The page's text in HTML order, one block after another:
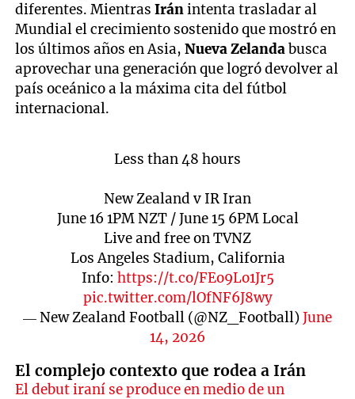
diferentes. MientrasIránintenta trasladar al
Mundial el crecimiento sostenido que mostró en
los últimos años en Asia,Nueva Zelandabusca
aprovechar una generación que logró devolver al
país oceánico a la máxima cita del fútbol
internacional.
Less than 48 hours
New Zealand v IR Iran
June 16 1PM NZT / June 15 6PM Local
Live and free on TVNZ
Los Angeles Stadium, California
Info: https://t.co/FEo9Lo1Jr5
pic.twitter.com/lOfNF6J8wy
— New Zealand Football (@NZ_Football)June
14, 2026
El complejo contexto que rodea a Irán
El debut iraní se produce en medio de un